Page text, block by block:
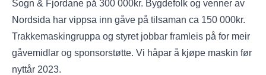
Sogn & Fjordane på 300 000kr. Bygdefolk og venner av
Nordsida har vippsa inn gåve på tilsaman ca 150 000kr.
Trakkemaskingruppa og styret jobbar framleis på for meir
gåvemidlar og sponsorstøtte. Vi håpar å kjøpe maskin før
nyttår 2023.